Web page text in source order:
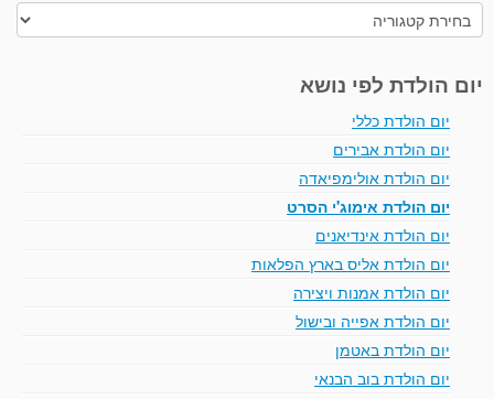
קטגוריות
יום הולדת לפי נושא
יום הולדת כללי
יום הולדת אבירים
יום הולדת אולימפיאדה
יום הולדת אימוג'י הסרט
יום הולדת אינדיאנים
יום הולדת אליס בארץ הפלאות
יום הולדת אמנות ויצירה
יום הולדת אפייה ובישול
יום הולדת באטמן
יום הולדת בוב הבנאי